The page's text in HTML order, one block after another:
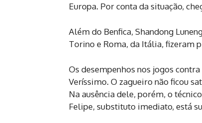
Europa. Por conta da situação,
Além do Benfica, Shandong
Torino e Roma, da Itália, fizeram
Os desempenhos nos jogos
Veríssimo. O zagueiro não ficou
Na ausência dele, porém, o
Felipe, substituto imediato, está